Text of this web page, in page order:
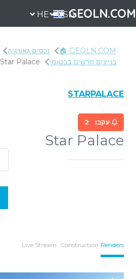
GEOLN.COM
HE USD
GEOLN.COM 🏠 נכסים גאורגיה
בניינים חדשים בבטומי
Star Palace
STARPALACE
עקבו 2
Star Palace
Renders
Construction
Live Stream